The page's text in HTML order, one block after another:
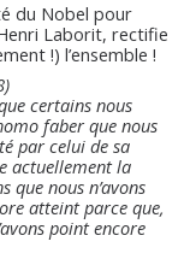
du Nobel pour
Laborit, rectifie
!) l’ensemble !
certains nous
faber que nous
par celui de sa
actuellement la
que nous n’avons
atteint parce que,
point encore